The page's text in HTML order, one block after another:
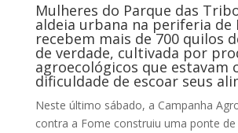
Mulheres do Parque das
aldeia urbana na periferia de
recebem mais de 700 quilos
de verdade, cultivada por
agroecológicos que estavam
dificuldade de escoar seus
Neste último sábado, a Campanha
contra a Fome construiu uma ponte